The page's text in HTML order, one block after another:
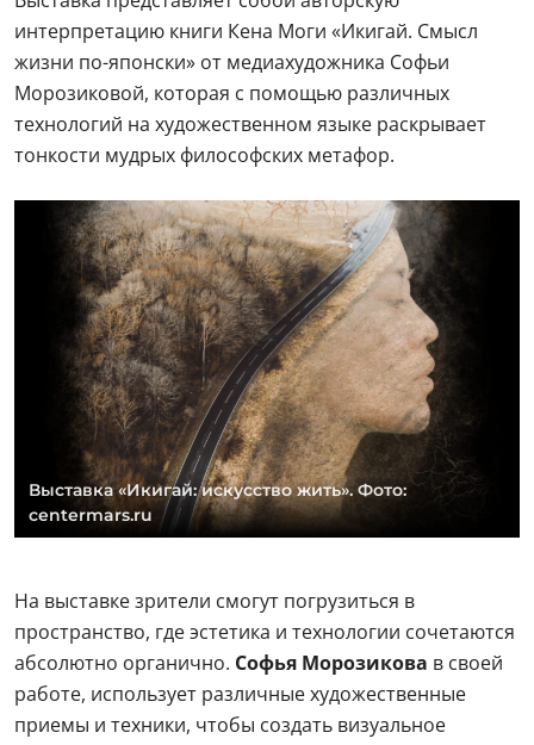
интерпретацию книги Кена Моги «Икигай. Смысл
жизни по-японски» от медиахудожника Софьи
Морозиковой, которая с помощью различных
технологий на художественном языке раскрывает
тонкости мудрых философских метафор.
Выставка «Икигай: искусство жить». Фото:
centermars.ru
На выставке зрители смогут погрузиться в
пространство, где эстетика и технологии сочетаются
абсолютно органично. Софья Морозикова в своей
работе, использует различные художественные
приемы и техники, чтобы создать визуальное